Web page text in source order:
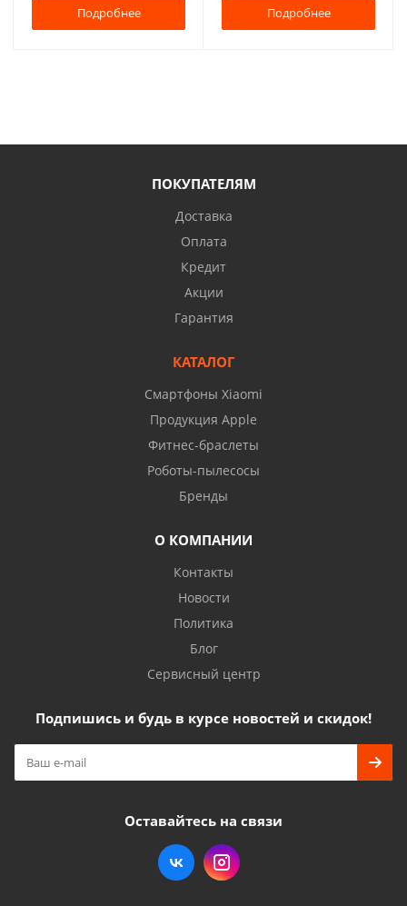
Подробнее Подробнее
ПОКУПАТЕЛЯМ
Доставка
Оплата
Кредит
Акции
Гарантия
КАТАЛОГ
Смартфоны Xiaomi
Продукция Apple
Фитнес-браслеты
Роботы-пылесосы
Бренды
О КОМПАНИИ
Контакты
Новости
Политика
Блог
Сервисный центр
Подпишись и будь в курсе новостей и скидок!
Оставайтесь на связи